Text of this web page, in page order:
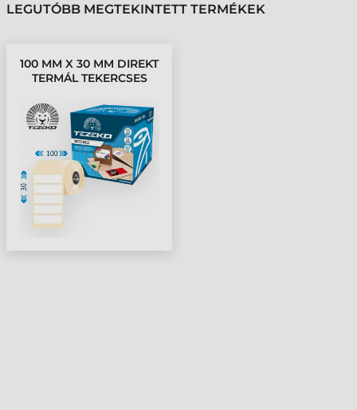
LEGUTÓBB MEGTEKINTETT TERMÉKEK
100 MM X 30 MM DIREKT
TERMÁL TEKERCSES
1500 CÍMKE/TEKERCS )